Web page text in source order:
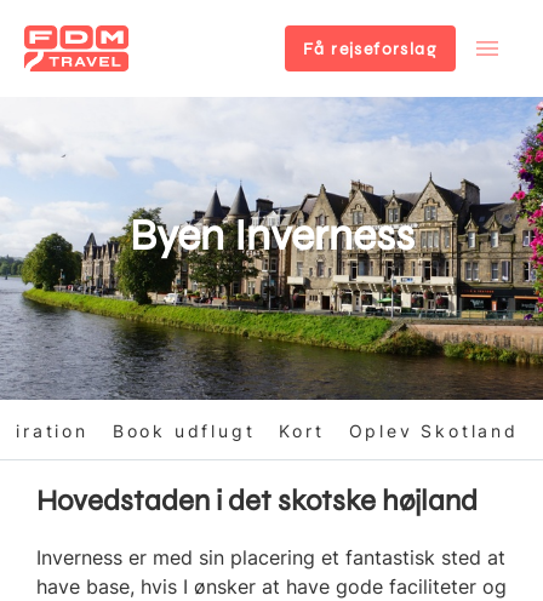
til
hovedindhold
Få rejseforslag
Byen Inverness
Book udflugt Kort Oplev Skotland
Hovedstaden i det skotske højland
Inverness er med sin placering et fantastisk sted at
have base, hvis I ønsker at have gode faciliteter og